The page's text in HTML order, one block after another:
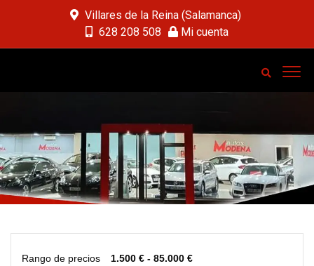
Villares de la Reina (Salamanca)
628 208 508
Mi cuenta
Rango de precios